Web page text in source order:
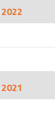
2022
2021